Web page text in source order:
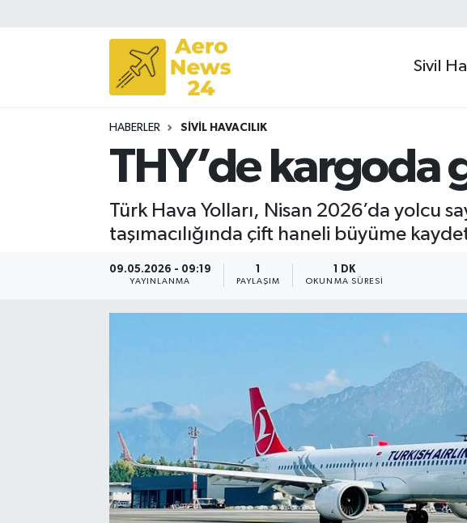
Sivil
HABERLER SIVIL HAVACILIK
THY’de kargoda
Türk Hava Yolları, Nisan 2026’da yolcu
taşımacılığında çift haneli büyüme
09.05.2026 - 09:19
YAYINLANMA PAYLAŞIM
1 DK
OKUNMA SÜRESI
Sivil Havacılık